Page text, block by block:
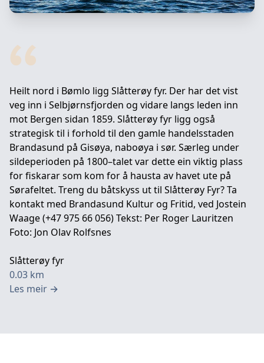
Heilt nord i Bømlo ligg Slåtterøy fyr. Der har det vist
veg inn i Selbjørnsfjorden og vidare langs leden inn
mot Bergen sidan 1859. Slåtterøy fyr ligg også
strategisk til i forhold til den gamle handelsstaden
Brandasund på Gisøya, naboøya i sør. Særleg under
sildeperioden på 1800–talet var dette ein viktig plass
for fiskarar som kom for å hausta av havet ute på
Sørafeltet. Treng du båtskyss ut til Slåtterøy Fyr? Ta
kontakt med Brandasund Kultur og Fritid, ved Jostein
Waage (+47 975 66 056) Tekst: Per Roger Lauritzen
Foto: Jon Olav Rolfsnes
Slåtterøy fyr
0.03 km
Les meir →